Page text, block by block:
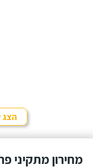
הצג
מחירון מתקיני